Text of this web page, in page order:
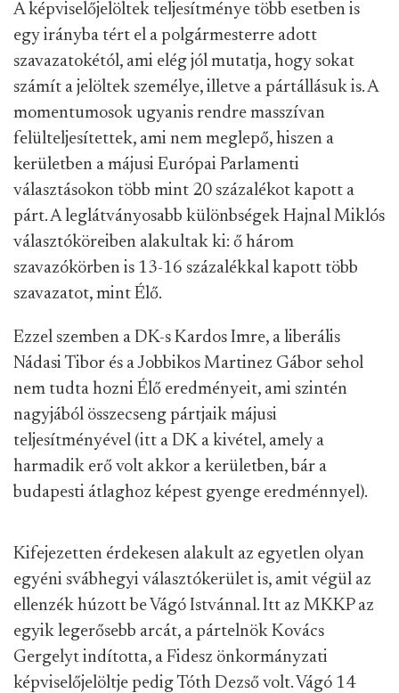
A képviselőjelöltek teljesítménye több esetben is
egy irányba tért el a polgármesterre adott
szavazatokétól, ami elég jól mutatja, hogy sokat
számít a jelöltek személye, illetve a pártállásuk is. A
momentumosok ugyanis rendre masszívan
felülteljesítettek, ami nem meglepő, hiszen a
kerületben a májusi Európai Parlamenti
választásokon több mint 20 százalékot kapott a
párt. A leglátványosabb különbségek Hajnal Miklós
választóköreiben alakultak ki: ő három
szavazókörben is 13-16 százalékkal kapott több
szavazatot, mint Élő.
Ezzel szemben a DK-s Kardos Imre, a liberális
Nádasi Tibor és a Jobbikos Martinez Gábor sehol
nem tudta hozni Élő eredményeit, ami szintén
nagyjából összecseng pártjaik májusi
teljesítményével (itt a DK a kivétel, amely a
harmadik erő volt akkor a kerületben, bár a
budapesti átlaghoz képest gyenge eredménnyel).
Kifejezetten érdekesen alakult az egyetlen olyan
egyéni svábhegyi választókerület is, amit végül az
ellenzék húzott be Vágó Istvánnal. Itt az MKKP az
egyik legerősebb arcát, a pártelnök Kovács
Gergelyt indította, a Fidesz önkormányzati
képviselőjelöltje pedig Tóth Dezső volt. Vágó 14